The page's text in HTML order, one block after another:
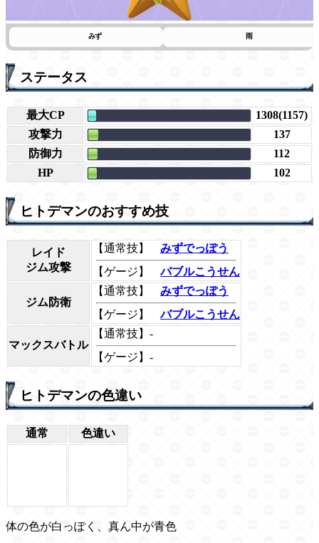
みず 雨
ステータス
最大CP
1308(1157)
攻撃力
137
防御力
112
HP
102
ヒトデマンのおすすめ技
レイド
ジム攻撃
【通常技】
みずでっぽう
【ゲージ】
バブルこうせん
ジム防衛
【通常技】
みずでっぽう
【ゲージ】
バブルこうせん
マックスバトル
【通常技】-
【ゲージ】-
ヒトデマンの色違い
通常 色違い
体の色が白っぽく、真ん中が青色